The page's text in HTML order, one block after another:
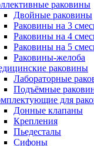
раковины
Двойные раковины
Раковины на 3
Раковины на 4
Раковины на 5
Раковины-желоба
раковины
Лабораторные
Подъёмные
для
Донные клапаны
Крепления
Пьедесталы
Сифоны